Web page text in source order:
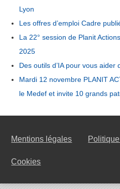
Lyon
Les offres d’emploi Cadre
La 22° session de Planit
2025
Des outils d’IA pour vous
Mardi 12 novembre PLANIT
le Medef et invite 10 grands
Mentions légales
Cookies